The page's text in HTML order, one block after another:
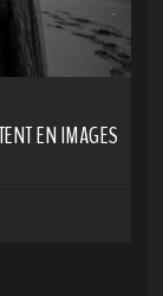
EN IMAGES